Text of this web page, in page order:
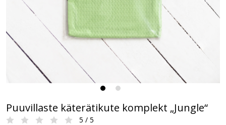
Puuvillaste käterätikute komplekt „Jungle“
5 / 5